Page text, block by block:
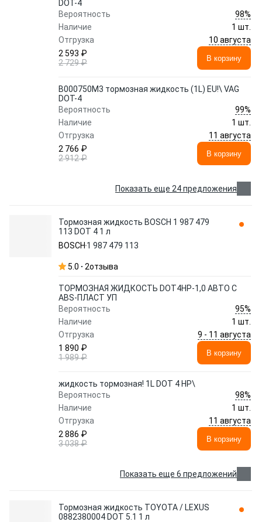
DOT-4
Вероятность
98%
Наличие
1 шт.
Отгрузка
10 августа
2 593 ₽
2 729 ₽
В корзину
B000750M3 тормозная жидкость (1L) EU!\ VAG
DOT-4
Вероятность
99%
Наличие
1 шт.
Отгрузка
11 августа
2 766 ₽
2 912 ₽
В корзину
Показать еще 24 предложения
Тормозная жидкость BOSCH 1 987 479
113 DOT 4 1 л
BOSCH 1 987 479 113
5.0 2отзыва
ТОРМОЗНАЯ ЖИДКОСТЬ DOT4HP-1,0 АВТО С
ABS-ПЛАСТ УП
Вероятность
95%
Наличие
1 шт.
Отгрузка
9 - 11 августа
1 890 ₽
1 989 ₽
В корзину
жидкость тормозная! 1L DOT 4 HP\
Вероятность
98%
Наличие
1 шт.
Отгрузка
11 августа
2 886 ₽
3 038 ₽
В корзину
Показать еще 6 предложений
Тормозная жидкость TOYOTA / LEXUS
0882380004 DOT 5.1 1 л